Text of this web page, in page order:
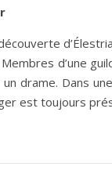
d’une
drame. Dans
est toujours